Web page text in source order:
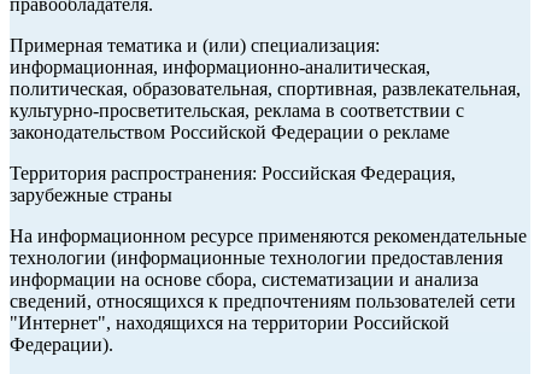
правообладателя.
Примерная тематика и (или) специализация:
информационная, информационно-аналитическая,
политическая, образовательная, спортивная, развлекательная,
культурно-просветительская, реклама в соответствии с
законодательством Российской Федерации о рекламе
Территория распространения: Российская Федерация,
зарубежные страны
На информационном ресурсе применяются рекомендательные
технологии (информационные технологии предоставления
информации на основе сбора, систематизации и анализа
сведений, относящихся к предпочтениям пользователей сети
"Интернет", находящихся на территории Российской
Федерации).